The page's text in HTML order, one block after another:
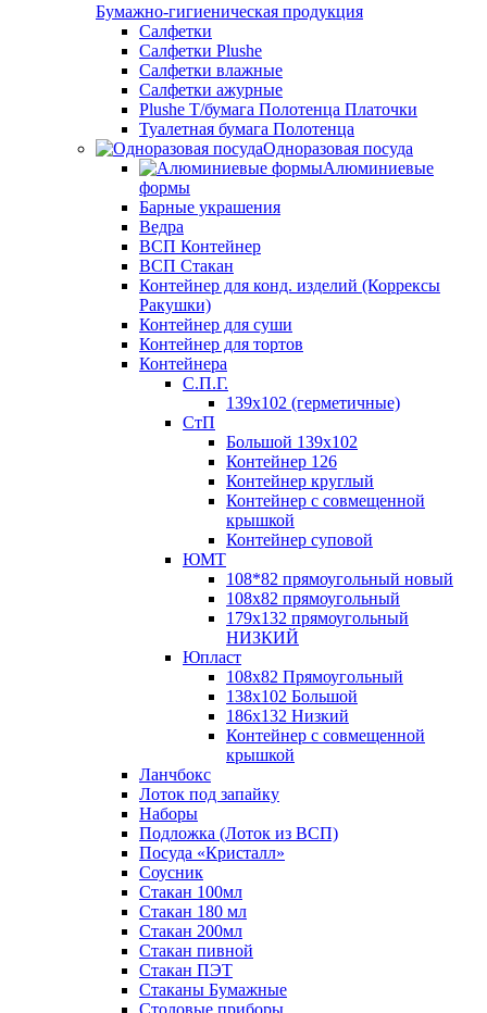
Бумажно-гигиеническая продукция
Салфетки
Салфетки Plushe
Салфетки влажные
Салфетки ажурные
Plushe Т/бумага Полотенца Платочки
Туалетная бумага Полотенца
Одноразовая посуда
Алюминиевые
формы
Барные украшения
Ведра
ВСП Контейнер
ВСП Стакан
Контейнер для конд. изделий (Коррексы
Ракушки)
Контейнер для суши
Контейнер для тортов
Контейнера
С.П.Г.
139х102 (герметичные)
СтП
Большой 139х102
Контейнер 126
Контейнер круглый
Контейнер с совмещенной
крышкой
Контейнер суповой
ЮМТ
108*82 прямоугольный новый
108х82 прямоугольный
179х132 прямоугольный
НИЗКИЙ
Юпласт
108х82 Прямоугольный
138х102 Большой
186х132 Низкий
Контейнер с совмещенной
крышкой
Ланчбокс
Лоток под запайку
Наборы
Подложка (Лоток из ВСП)
Посуда «Кристалл»
Соусник
Стакан 100мл
Стакан 180 мл
Стакан 200мл
Стакан пивной
Стакан ПЭТ
Стаканы Бумажные
Столовые приборы